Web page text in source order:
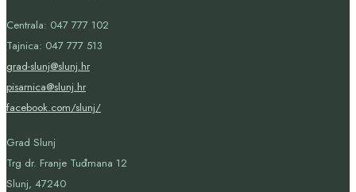
Centrala: 047 777 102
Tajnica: 047 777 513
grad-slunj@slunj.hr
pisarnica@slunj.hr
facebook.com/slunj/
Grad Slunj
Trg dr. Franje Tuđmana 12
Slunj, 47240